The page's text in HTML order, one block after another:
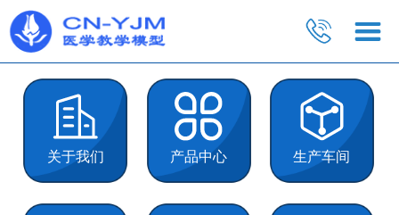
关于我们 产品中心 生产车间